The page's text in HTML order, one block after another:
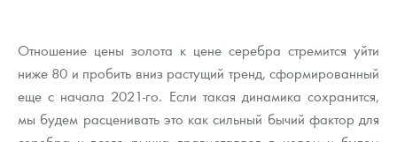
Отношение цены золота к цене серебра стремится уйти
ниже 80 и пробить вниз растущий тренд, сформированный
еще с начала 2021-го. Если такая динамика сохранится,
мы будем расценивать это как сильный бычий фактор для